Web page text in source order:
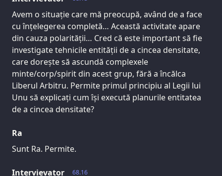
Avem o situație care mă preocupă, având de a face
cu înțelegerea completă… Această activitate apare
din cauza polarității… Cred că este important să fie
investigate tehnicile entității de a cincea densitate,
care dorește să ascundă complexele
minte/corp/spirit din acest grup, fără a încălca
Liberul Arbitru. Permite primul principiu al Legii lui
Unu să explicați cum își execută planurile entitatea
de a cincea densitate?
Ra
Sunt Ra. Permite.
68.16
Intervievator